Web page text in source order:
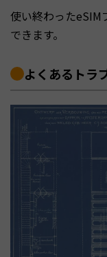
使い終わったeSIM
できます。
よくあるトラ